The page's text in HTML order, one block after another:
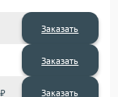
Заказать
Заказать